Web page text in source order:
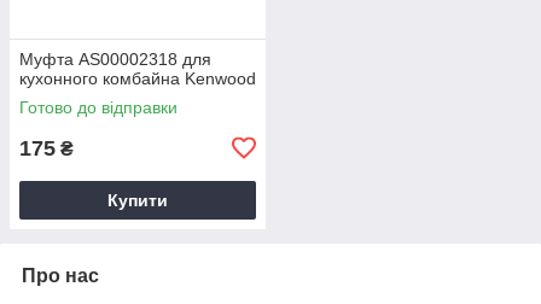
Муфта AS00002318 для
кухонного комбайна Kenwood
Готово до відправки
175 ₴
Купити
Про нас